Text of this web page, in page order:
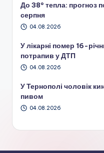
До 38° тепла: прогноз
серпня
04.08.2026
У лікарні помер 16-
потрапив у ДТП
04.08.2026
У Тернополі чоловік
пивом
04.08.2026